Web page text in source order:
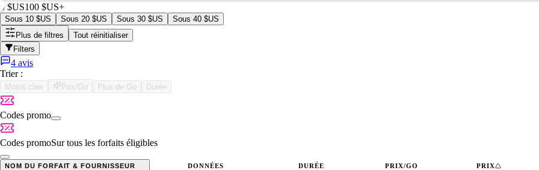
0 $US100 $US+
Sous 10 $US Sous 20 $US Sous 30 $US
Sous 40 $US
Plus de filtres
Tout réinitialiser
Filters
4 avis
Trier :
Moins cher Prix/Go Plus de Go Durée
Codes promo
Codes promoSur tous les forfaits éligibles
NOM DU FORFAIT & FOURNISSEUR DONNÉES DURÉE PRIX/GO PRIX